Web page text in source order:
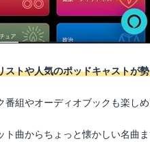
ストや人気のポッドキャストが
番組やオーディオブックも楽し
ト曲からちょっと懐かしい名曲